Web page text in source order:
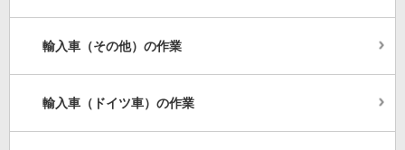
輸入車（その他）の作業
輸入車（ドイツ車）の作業